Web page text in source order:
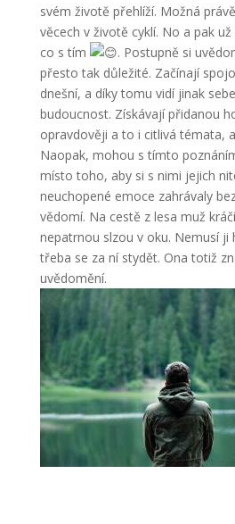
svém životě přehlíží. Možná
věcech v životě cyklí. No a pak už
co s tím
. Postupně si
přesto tak důležité. Začínají
dnešní, a díky tomu vidí jinak
budoucnost. Získávají přidanou
opravdověji a to i citlivá témata,
Naopak, mohou s tímto
místo toho, aby si s nimi jejich
neuchopené emoce zahrávaly
vědomí. Na cestě z lesa muž
nepatrnou slzou v oku. Nemusí ji
třeba se za ní stydět. Ona totiž
uvědomění.